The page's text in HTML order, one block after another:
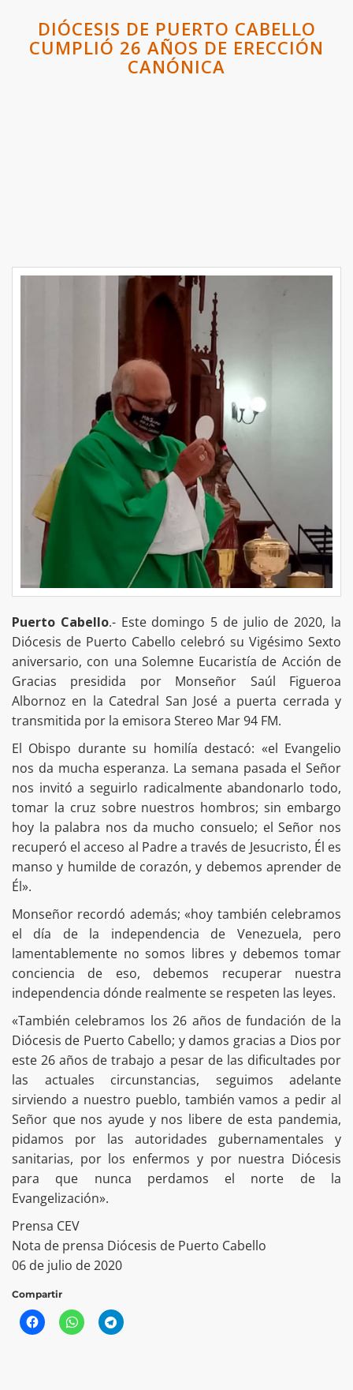
DIÓCESIS DE PUERTO CABELLO
CUMPLIÓ 26 AÑOS DE ERECCIÓN
CANÓNICA
Puerto Cabello.- Este domingo 5 de julio de 2020, la
Diócesis de Puerto Cabello celebró su Vigésimo Sexto
aniversario, con una Solemne Eucaristía de Acción de
Gracias presidida por Monseñor Saúl Figueroa
Albornoz en la Catedral San José a puerta cerrada y
transmitida por la emisora Stereo Mar 94 FM.
El Obispo durante su homilía destacó: «el Evangelio
nos da mucha esperanza. La semana pasada el Señor
nos invitó a seguirlo radicalmente abandonarlo todo,
tomar la cruz sobre nuestros hombros; sin embargo
hoy la palabra nos da mucho consuelo; el Señor nos
recuperó el acceso al Padre a través de Jesucristo, Él es
manso y humilde de corazón, y debemos aprender de
Él».
Monseñor recordó además; «hoy también celebramos
el día de la independencia de Venezuela, pero
lamentablemente no somos libres y debemos tomar
conciencia de eso, debemos recuperar nuestra
independencia dónde realmente se respeten las leyes.
«También celebramos los 26 años de fundación de la
Diócesis de Puerto Cabello; y damos gracias a Dios por
este 26 años de trabajo a pesar de las dificultades por
las actuales circunstancias, seguimos adelante
sirviendo a nuestro pueblo, también vamos a pedir al
Señor que nos ayude y nos libere de esta pandemia,
pidamos por las autoridades gubernamentales y
sanitarias, por los enfermos y por nuestra Diócesis
para que nunca perdamos el norte de la
Evangelización».
Prensa CEV
Nota de prensa Diócesis de Puerto Cabello
06 de julio de 2020
Compartir